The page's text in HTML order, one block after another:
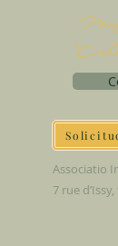
Associatio
7 rue